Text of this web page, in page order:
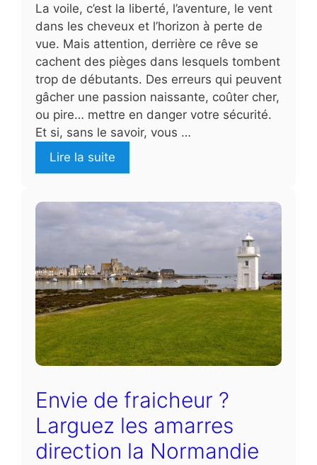
La voile, c’est la liberté, l’aventure, le vent
dans les cheveux et l’horizon à perte de
vue. Mais attention, derrière ce rêve se
cachent des pièges dans lesquels tombent
trop de débutants. Des erreurs qui peuvent
gâcher une passion naissante, coûter cher,
ou pire… mettre en danger votre sécurité.
Et si, sans le savoir, vous …
Lire la suite
Envie de fraicheur ?
Larguez les amarres
direction la Normandie